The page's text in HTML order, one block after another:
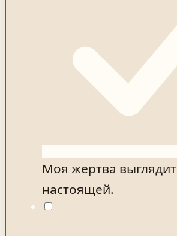
Моя жертва выглядит
настоящей.